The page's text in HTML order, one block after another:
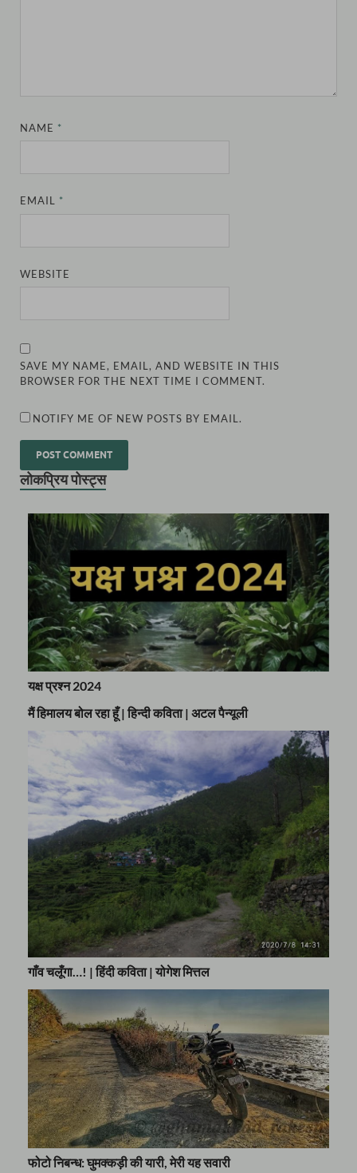
NAME *
EMAIL *
WEBSITE
SAVE MY NAME, EMAIL, AND WEBSITE IN THIS
BROWSER FOR THE NEXT TIME I COMMENT.
NOTIFY ME OF NEW POSTS BY EMAIL.
लोकप्रिय पोस्ट्स
यक्ष प्रश्न 2024
मैं हिमालय बोल रहा हूँ | हिन्दी कविता | अटल पैन्यूली
गाँव चलूँगा…! | हिंदी कविता | योगेश मित्तल
फोटो निबन्ध: घुमक्कड़ी की यारी, मेरी यह सवारी